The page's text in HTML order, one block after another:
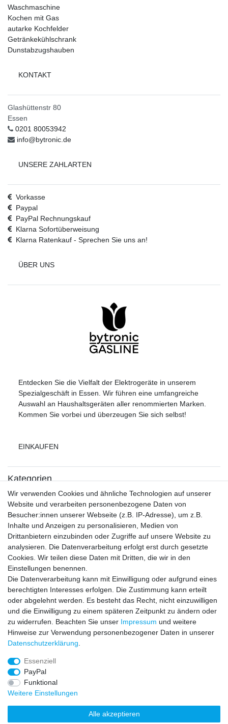
Waschmaschine
Kochen mit Gas
autarke Kochfelder
Getränkekühlschrank
Dunstabzugshauben
KONTAKT
Glashüttenstr 80
Essen
0201 80053942
info@bytronic.de
UNSERE ZAHLARTEN
Vorkasse
Paypal
PayPal Rechnungskauf
Klarna Sofortüberweisung
Klarna Ratenkauf - Sprechen Sie uns an!
ÜBER UNS
Entdecken Sie die Vielfalt der Elektrogeräte in unserem
Spezialgeschäft in Essen. Wir führen eine umfangreiche
Auswahl an Haushaltsgeräten aller renommierten Marken.
Kommen Sie vorbei und überzeugen Sie sich selbst!
EINKAUFEN
Kategorien
Kühl-Gefrierkombination
Waschmaschine
Waschen und Trocknen
Kochen und Kleingeräte
Gaskochen
Geschirrspüler
Backofen
INFORMATIONEN
AGB
Datenschutzerklärung
Widerrufsrecht
Widerrufsformular
Impressum
Zahlungsarten
Liefer- und Auftragsstatus
Kontakt
Wir verwenden Cookies und ähnliche Technologien auf unserer
Website und verarbeiten personenbezogene Daten von
Besucher:innen unserer Webseite (z.B. IP-Adresse), um z.B.
Inhalte und Anzeigen zu personalisieren, Medien von
Drittanbietern einzubinden oder Zugriffe auf unsere Website zu
analysieren. Die Datenverarbeitung erfolgt erst durch gesetzte
Cookies. Wir teilen diese Daten mit Dritten, die wir in den
Einstellungen benennen.
Die Datenverarbeitung kann mit Einwilligung oder aufgrund eines
berechtigten Interesses erfolgen. Die Zustimmung kann erteilt
oder abgelehnt werden. Es besteht das Recht, nicht einzuwilligen
und die Einwilligung zu einem späteren Zeitpunkt zu ändern oder
zu widerrufen. Beachten Sie unser Impressum und weitere
Hinweise zur Verwendung personenbezogener Daten in unserer
Daten­schutz­erklärung
Essenziell
PayPal
Funktional
Weitere Einstellungen
Alle akzeptieren